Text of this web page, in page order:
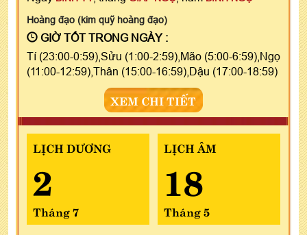
Hoàng đạo (kim quỹ hoàng đạo)
GIỜ TỐT TRONG NGÀY :
Tí (23:00-0:59),Sửu (1:00-2:59),Mão (5:00-6:59),Ngọ
(11:00-12:59),Thân (15:00-16:59),Dậu (17:00-18:59)
XEM CHI TIẾT
LỊCH DƯƠNG
2
Tháng 7
LỊCH ÂM
18
Tháng 5